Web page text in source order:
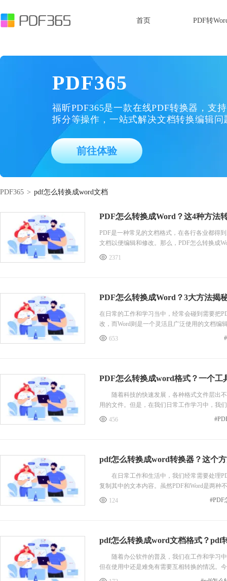
首页 PDF转
PDF365
福昕PDF365是一款在线PDF转换器，支
拆分等操作，一站式解决文档转换编辑问
前往体验
PDF365 > pdf怎么转换成word文档
PDF怎么转换成Word？这4种方法
PDF是一种常见的文档格式，在各行各业都得
文档以便编辑和修改。那么，PDF怎么转换成
需求。
2371
PDF怎么转换成Word？3大方法揭
在日常的工作和学习当中，经常会碰到需要把
改，而Word则是一个灵活且广泛使用的文档编
助您成功完成PDF转Word的任务。
653
PDF怎么转换成word格式？一个工
随着科技的快速发展，各种格式文件层出不
用的文件。但是，在我们日常工作学习中，我
456
pdf怎么转换成word转换器？这个
在日常工作和生活中，我们经常需要处理
复制其中的文本内容。虽然PDF和Word是两种
124 #PDF
pdf怎么转换成word文档格式？pdf
随着办公软件的普及，我们在工作和学习中
但在使用中还是难免有需要互相转换的情况。